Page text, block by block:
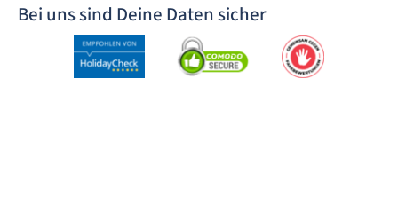
Bei uns sind Deine Daten sicher